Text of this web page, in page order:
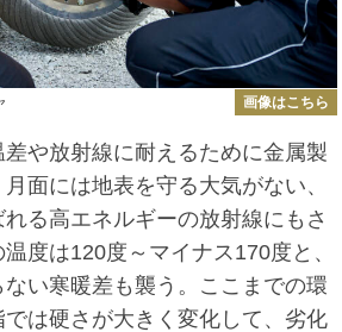
画像はこちら
や放射線に耐えるために金属製
面には地表を守る大気がない、
る高エネルギーの放射線にもさ
度は120度～マイナス170度と、
い寒暖差も襲う。ここまでの環
は硬さが大きく変化して、劣化